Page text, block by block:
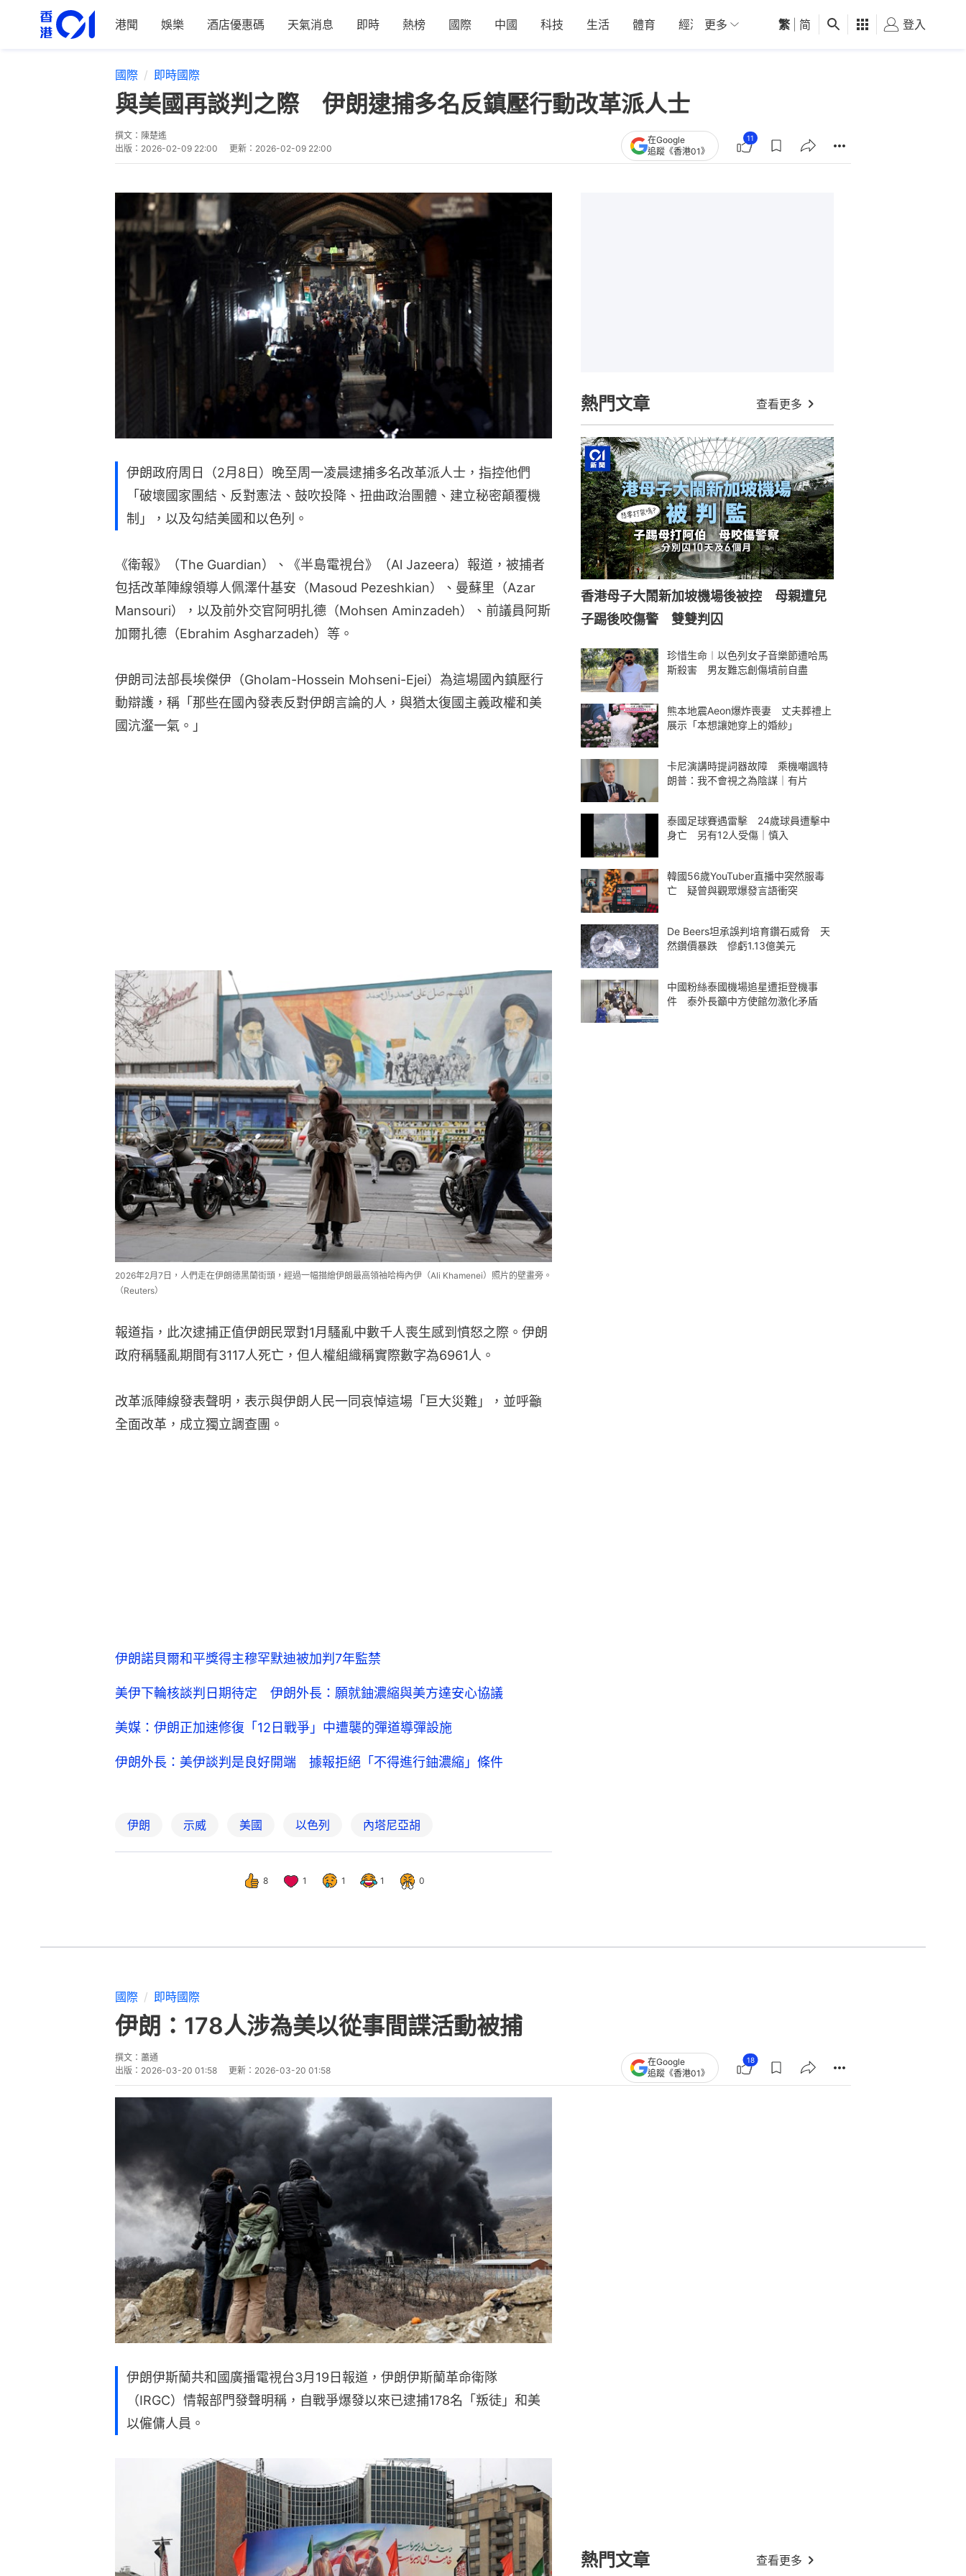
港聞 娛樂 酒店優惠碼 天氣消息 即時 熱榜 國際 中國 科技 生活 體育 經濟 01深圳 觀點 健康 好食玩飛
更多 繁 简 登入
國際 即時國際
與美國再談判之際 伊朗逮捕多名反鎮壓行動改革派人士
撰文： 陳楚遙
出版： 2026-02-09 22:00 更新： 2026-02-09 22:00
在Google
追蹤《香港01》
11
伊朗政府周日（2月8日）晚至周一凌晨逮捕多名改革派人士，指控他們
「破壞國家團結、反對憲法、鼓吹投降、扭曲政治團體、建立秘密顛覆機
制」，以及勾結美國和以色列。
《衛報》（The Guardian）、《半島電視台》（Al Jazeera）報道，被捕者
包括改革陣線領導人佩澤什基安（Masoud Pezeshkian）、曼蘇里（Azar
Mansouri），以及前外交官阿明扎德（Mohsen Aminzadeh）、前議員阿斯
加爾扎德（Ebrahim Asgharzadeh）等。
伊朗司法部長埃傑伊（Gholam-Hossein Mohseni-Ejei）為這場國內鎮壓行
動辯護，稱「那些在國內發表反對伊朗言論的人，與猶太復國主義政權和美
國沆瀣一氣。」
2026年2月7日，人們走在伊朗德黑蘭街頭，經過一幅描繪伊朗最高領袖哈梅內伊（Ali Khamenei）照片的壁畫旁。
（Reuters）
報道指，此次逮捕正值伊朗民眾對1月騷亂中數千人喪生感到憤怒之際。伊朗
政府稱騷亂期間有3117人死亡，但人權組織稱實際數字為6961人。
改革派陣線發表聲明，表示與伊朗人民一同哀悼這場「巨大災難」，並呼籲
全面改革，成立獨立調查團。
伊朗諾貝爾和平獎得主穆罕默迪被加判7年監禁
美伊下輪核談判日期待定 伊朗外長：願就鈾濃縮與美方達安心協議
美媒：伊朗正加速修復「12日戰爭」中遭襲的彈道導彈設施
伊朗外長：美伊談判是良好開端 據報拒絕「不得進行鈾濃縮」條件
伊朗 示威 美國 以色列 內塔尼亞胡
8 1 1 1 0
熱門文章 查看更多
香港母子大鬧新加坡機場後被控 母親遭兒
子踢後咬傷警 雙雙判囚
珍惜生命︱以色列女子音樂節遭哈馬
斯殺害 男友難忘創傷墳前自盡
熊本地震Aeon爆炸喪妻 丈夫葬禮上
展示「本想讓她穿上的婚紗」
卡尼演講時提詞器故障 乘機嘲諷特
朗普：我不會視之為陰謀｜有片
泰國足球賽遇雷擊 24歲球員遭擊中
身亡 另有12人受傷｜慎入
韓國56歲YouTuber直播中突然服毒
亡 疑曾與觀眾爆發言語衝突
De Beers坦承誤判培育鑽石威脅 天
然鑽價暴跌 慘虧1.13億美元
中國粉絲泰國機場追星遭拒登機事
件 泰外長籲中方使館勿激化矛盾
國際 即時國際
伊朗：178人涉為美以從事間諜活動被捕
撰文： 蕭通
出版： 2026-03-20 01:58 更新： 2026-03-20 01:58
在Google
追蹤《香港01》
18
伊朗伊斯蘭共和國廣播電視台3月19日報道，伊朗伊斯蘭革命衛隊
（IRGC）情報部門發聲明稱，自戰爭爆發以來已逮捕178名「叛徒」和美
以僱傭人員。
熱門文章 查看更多